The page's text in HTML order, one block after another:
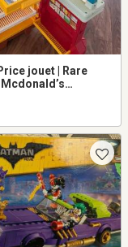
jouet | Rare